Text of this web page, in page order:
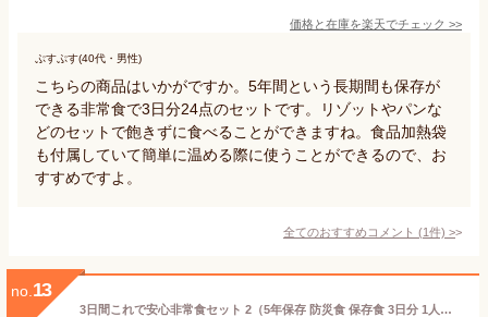
価格と在庫を楽天でチェック >>
ぷすぷす(40代・男性)
こちらの商品はいかがですか。5年間という長期間も保存が
できる非常食で3日分24点のセットです。リゾットやパンな
どのセットで飽きずに食べることができますね。食品加熱袋
も付属していて簡単に温める際に使うことができるので、お
すすめですよ。
全てのおすすめコメント (1件) >
no. 13
3日間これで安心非常食セット 2（5年保存 防災食 保存食 3日分 1人用 1人分 アルファ米 缶詰 パン おかず レトルト カレー ）